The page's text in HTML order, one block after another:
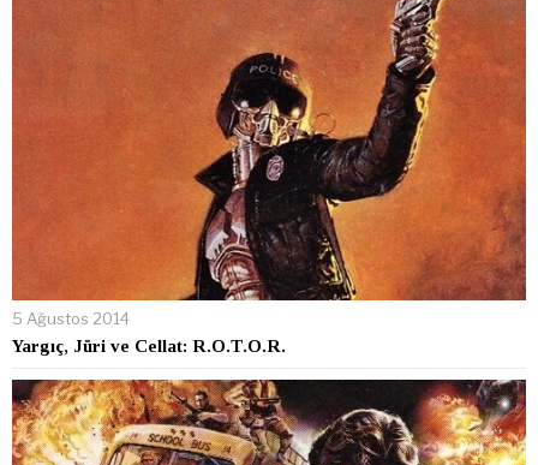
5 Ağustos 2014
Yargıç, Jüri ve Cellat: R.O.T.O.R.